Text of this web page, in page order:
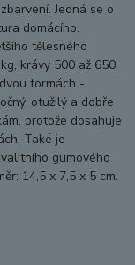
Jedná se o
domácího.
tělesného
krávy 500 až 650
formách -
otužilý a dobře
protože dosahuje
Také je
gumového
14,5 x 7,5 x 5 cm.